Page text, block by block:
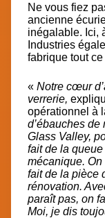
Ne vous fiez
ancienne
inégalable. Ici,
Industries
fabrique tout
« Notre cœur
verrerie,
opérationnel à
d’ébauches de
Glass Valley,
fait de la
mécanique.
fait de la pièce
rénovation.
paraît pas, on
Moi, je dis